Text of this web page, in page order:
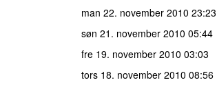
man 22. november 2010 23:23
søn 21. november 2010 05:44
fre 19. november 2010 03:03
tors 18. november 2010 08:56